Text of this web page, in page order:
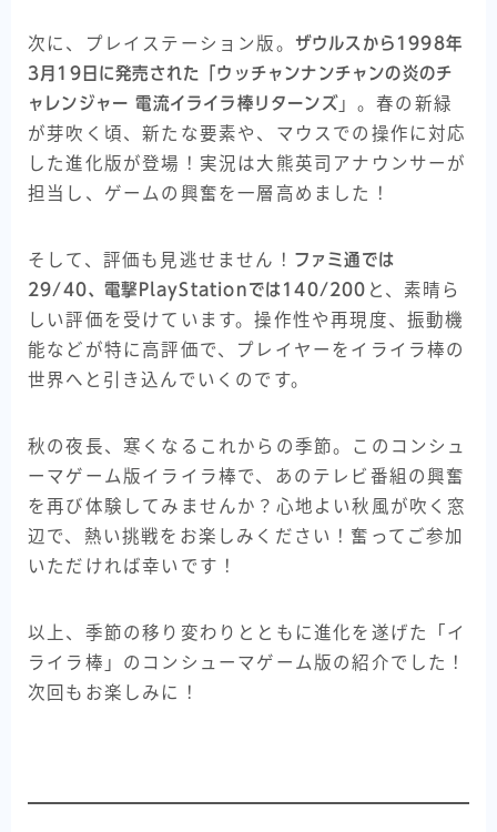
次に、プレイステーション版。
ザウルスから1998年
3月19日に発売された「ウッチャンナンチャンの炎のチ
ャレンジャー 電流イライラ棒リターンズ」。春の新緑
が芽吹く頃、新たな要素や、マウスでの操作に対応
した進化版が登場！実況は大熊英司アナウンサーが
担当し、ゲームの興奮を一層高めました！
そして、評価も見逃せません！ ファミ通では
29/40、電撃PlayStationでは140/200 と、素晴ら
しい評価を受けています。操作性や再現度、振動機
能などが特に高評価で、プレイヤーをイライラ棒の
世界へと引き込んでいくのです。
秋の夜長、寒くなるこれからの季節。このコンシュ
ーマゲーム版イライラ棒で、あのテレビ番組の興奮
を再び体験してみませんか？心地よい秋風が吹く窓
辺で、熱い挑戦をお楽しみください！奮ってご参加
いただければ幸いです！
以上、季節の移り変わりとともに進化を遂げた「イ
ライラ棒」のコンシューマゲーム版の紹介でした！
次回もお楽しみに！